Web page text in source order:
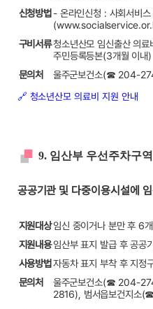
신청방법 - 온라인신청 : 사회서비
구비서류청소년산모 임신출산 의료
주민등록등본(3개월 이내)
문의처
울주군보건소(☎ 204-
🔗 청소년산모 의료비 지원 안내
9. 임산부 우선주차구
공공기관 및 다중이용시설에
지원대상임신 중이거나 분만 후 6
지원내용임산부 표지 발급 후 공공
사용방법 자동차 표지 부착 후 지정
문의처
울주군보건소(☎ 204-
2816), 범서읍보건지